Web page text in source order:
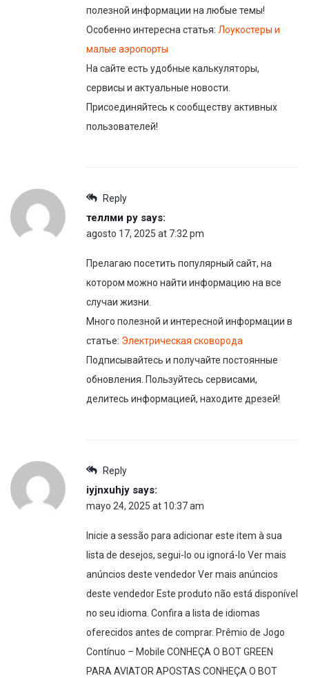
полезной информации на любые темы!
Особенно интересна статья: Лоукостеры и
малые аэропорты
На сайте есть удобные калькуляторы,
сервисы и актуальные новости.
Присоединяйтесь к сообществу активных
пользователей!
Reply
теллми ру says:
agosto 17, 2025 at 7:32 pm
Прелагаю посетить популярный сайт, на
котором можно найти информацию на все
случаи жизни.
Много полезной и интересной информации в
статье: Электрическая сковорода
Подписывайтесь и получайте постоянные
обновления. Пользуйтесь сервисами,
делитесь информацией, находите дрeзей!
Reply
iyjnxuhjy says:
mayo 24, 2025 at 10:37 am
Inicie a sessão para adicionar este item à sua
lista de desejos, segui-lo ou ignorá-lo Ver mais
anúncios deste vendedor Ver mais anúncios
deste vendedor Este produto não está disponível
no seu idioma. Confira a lista de idiomas
oferecidos antes de comprar. Prêmio de Jogo
Contínuo – Mobile CONHEÇA O BOT GREEN
PARA AVIATOR APOSTAS CONHEÇA O BOT